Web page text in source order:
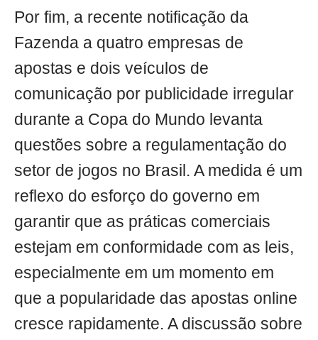
Por fim, a recente notificação da
Fazenda a quatro empresas de
apostas e dois veículos de
comunicação por publicidade irregular
durante a Copa do Mundo levanta
questões sobre a regulamentação do
setor de jogos no Brasil. A medida é um
reflexo do esforço do governo em
garantir que as práticas comerciais
estejam em conformidade com as leis,
especialmente em um momento em
que a popularidade das apostas online
cresce rapidamente. A discussão sobre